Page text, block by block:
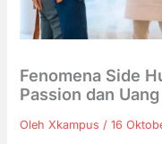
Fenomena Side
Passion dan Uang
Oleh Xkampus /16